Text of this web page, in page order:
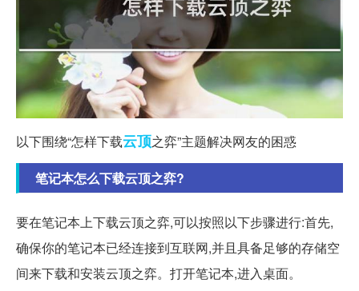
以下围绕“怎样下载云顶之弈”主题解决网友的困惑
笔记本怎么下载云顶之弈?
要在笔记本上下载云顶之弈,可以按照以下步骤进行:首先,
确保你的笔记本已经连接到互联网,并且具备足够的存储空
间来下载和安装云顶之弈。打开笔记本,进入桌面。